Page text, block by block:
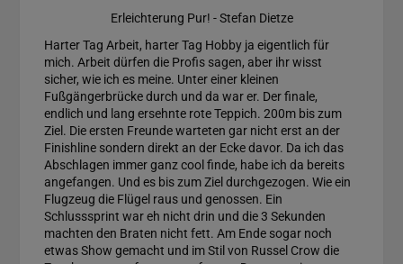
Erleichterung Pur! - Stefan Dietze
Harter Tag Arbeit, harter Tag Hobby ja eigentlich für
mich. Arbeit dürfen die Profis sagen, aber ihr wisst
sicher, wie ich es meine. Unter einer kleinen
Fußgängerbrücke durch und da war er. Der finale,
endlich und lang ersehnte rote Teppich. 200m bis zum
Ziel. Die ersten Freunde warteten gar nicht erst an der
Finishline sondern direkt an der Ecke davor. Da ich das
Abschlagen immer ganz cool finde, habe ich da bereits
angefangen. Und es bis zum Ziel durchgezogen. Wie ein
Flugzeug die Flügel raus und genossen. Ein
Schlusssprint war eh nicht drin und die 3 Sekunden
machten den Braten nicht fett. Am Ende sogar noch
etwas Show gemacht und im Stil von Russel Crow die